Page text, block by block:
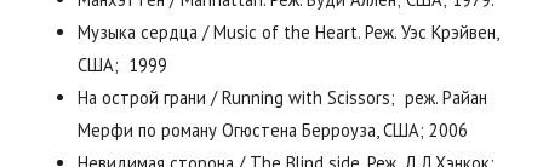
Музыка сердца / Music of the Heart. Реж. Уэс Крэйвен,
США; 1999
На острой грани / Running with Scissors; реж. Райан
Мерфи по роману Огюстена Берроуза, США; 2006
Невидимая сторона / The Blind side. Реж. Д.Л.Хэнкок;